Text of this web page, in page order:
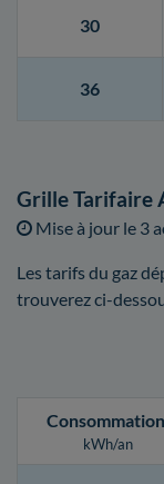
30
36
Grille Tarifaire
Mise à jour le 3
Les tarifs du gaz
trouverez ci-
Consommation
kWh/an